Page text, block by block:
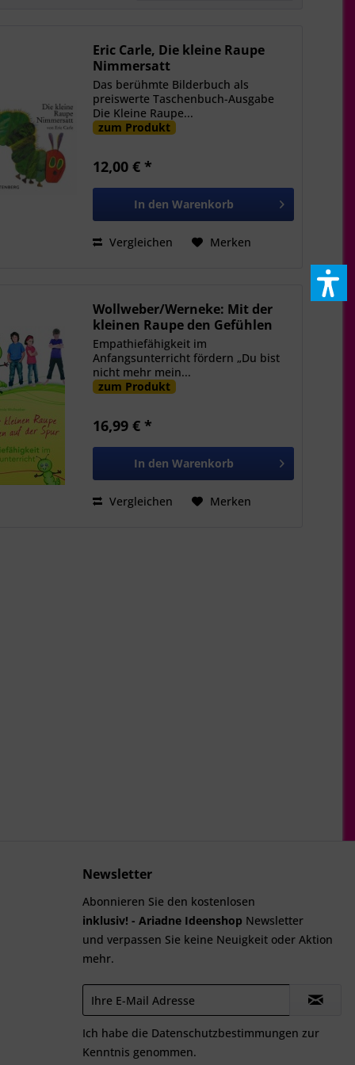
Eric Carle, Die kleine Raupe
Nimmersatt
Das berühmte Bilderbuch als
preiswerte Taschenbuch-Ausgabe
Die Kleine Raupe...
zum Produkt
12,00 € *
In den Warenkorb
Vergleichen Merken
Wollweber/Werneke: Mit der
kleinen Raupe den Gefühlen
auf der Spur
Empathiefähigkeit im
Anfangsunterricht fördern „Du bist
nicht mehr mein...
zum Produkt
16,99 € *
In den Warenkorb
Vergleichen Merken
Newsletter
Abonnieren Sie den kostenlosen
inklusiv! - Ariadne Ideenshop Newsletter
und verpassen Sie keine Neuigkeit oder Aktion
mehr.
Ich habe die Datenschutzbestimmungen zur
Kenntnis genommen.